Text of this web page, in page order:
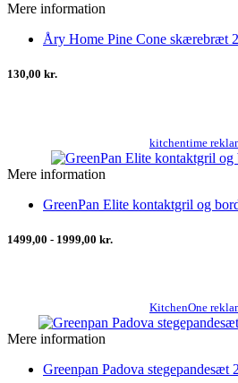
Mere information
Åry Home Pine Cone skærebræt
130,00 kr.
kitchentime
Mere information
GreenPan Elite kontaktgril og
1499,00 - 1999,00 kr.
KitchenOne
Mere information
Greenpan Padova stegepandesæt